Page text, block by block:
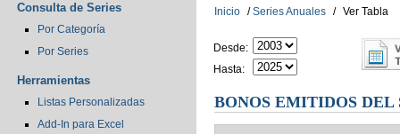
Consulta de Series
Por Categoría
Por Series
Herramientas
Listas Personalizadas
Add-In para Excel
Inicio / Series Anuales / Ver Tabla
Desde:
Hasta:
BONOS EMITIDOS